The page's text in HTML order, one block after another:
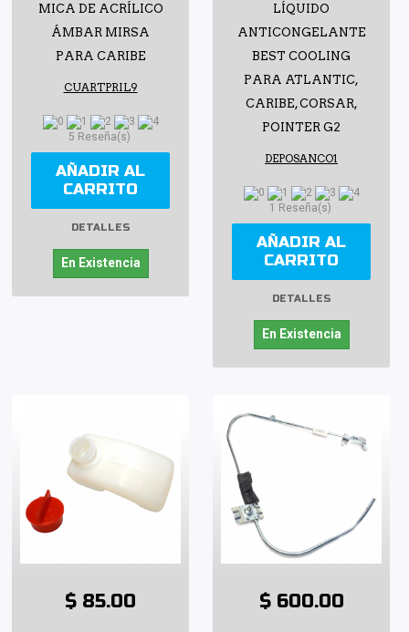
MICA DE ACRÍLICO
ÁMBAR MIRSA
PARA CARIBE
CUARTPRIL9
5 Reseña(s)
AÑADIR AL
CARRITO
DETALLES
En Existencia
LÍQUIDO
ANTICONGELANTE
BEST COOLING
PARA ATLANTIC,
CARIBE, CORSAR,
POINTER G2
DEPOSANCO1
1 Reseña(s)
AÑADIR AL
CARRITO
DETALLES
En Existencia
$ 85.00 $ 600.00